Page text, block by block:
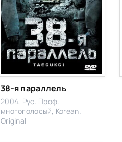
38-я параллель
2004, Рус. Проф.
многоголосый, Korean.
Original